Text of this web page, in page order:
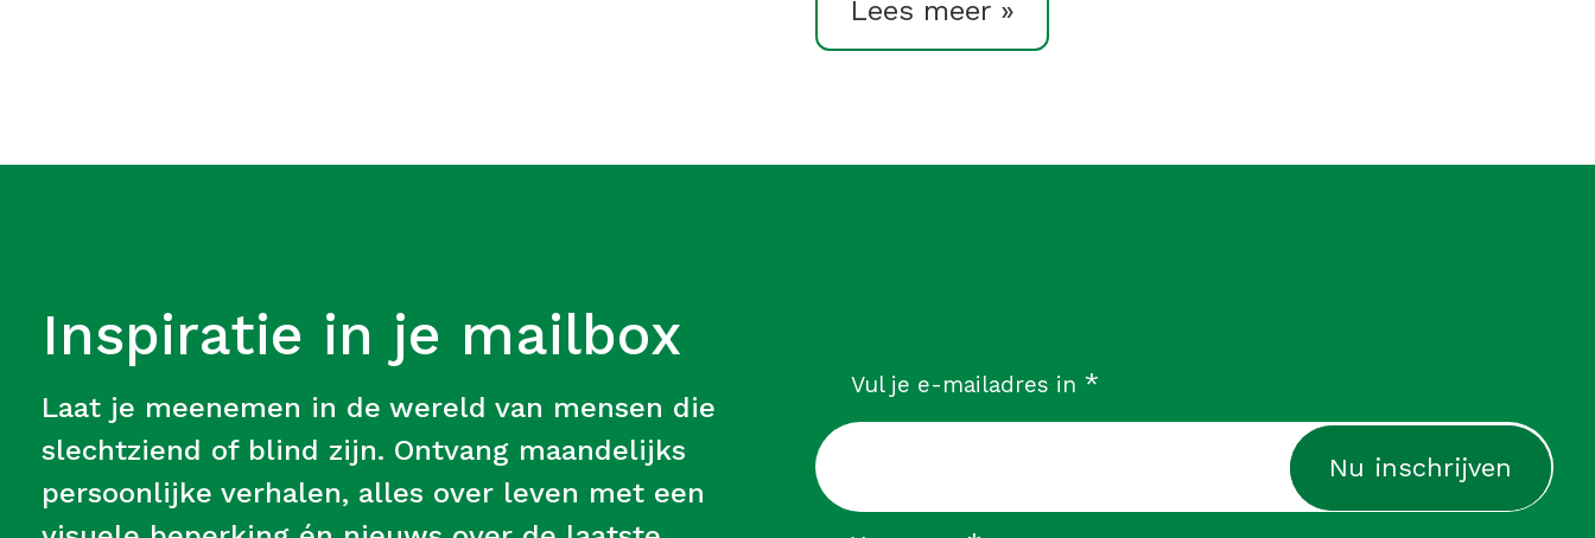
Lees meer »
Inspiratie in je mailbox
Laat je meenemen in de wereld van mensen die
slechtziend of blind zijn. Ontvang maandelijks
persoonlijke verhalen, alles over leven met een
Vul je e-mailadres in *verplicht